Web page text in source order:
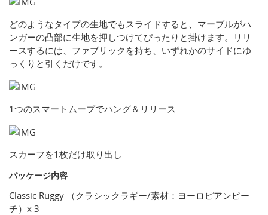
どのようなタイプの生地でもスライドすると、マーブルがハ
ンガーの凸部に生地を押しつけてぴったりと掛けます。リリ
ースするには、ファブリックを持ち、いずれかのサイドにゆ
っくりと引くだけです。
1つのスマートムーブでハング＆リリース
スカーフを1枚だけ取り出し
パッケージ内容
Classic Ruggy （クラシックラギー/素材：ヨーロピアンビー
チ）x 3